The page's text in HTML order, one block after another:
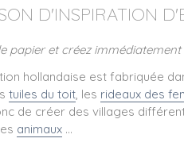
D'INSPIRATION
papier et créez
hollandaise est fabriquée
tuiles du toit , les rideaux des
de créer des villages
animaux ...